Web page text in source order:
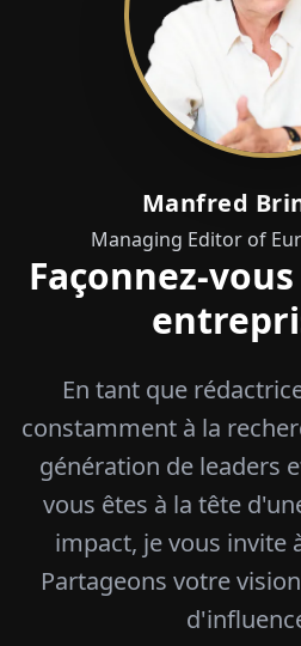
Manfred
Managing Editor of
Façonnez-
En tant que
constamment à la
génération de leaders
vous êtes à la tête
impact, je vous invite
Partageons votre